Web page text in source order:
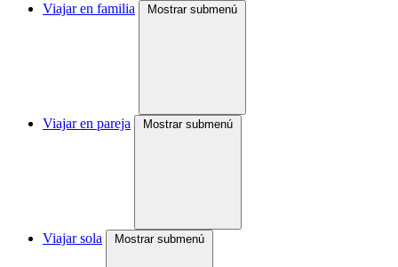
Viajar en familia Mostrar submenú
Viajar en pareja Mostrar submenú
Viajar sola Mostrar submenú